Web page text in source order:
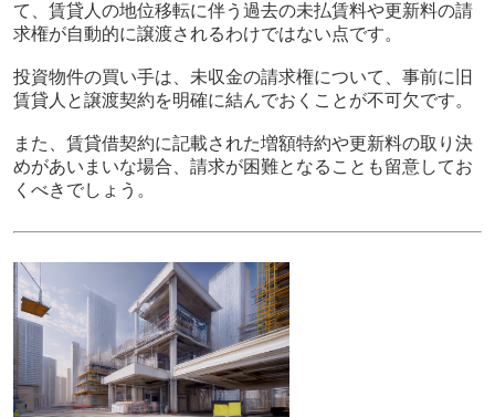
て、賃貸人の地位移転に伴う過去の未払賃料や更新料の請
求権が自動的に譲渡されるわけではない点です。
投資物件の買い手は、未収金の請求権について、事前に旧
賃貸人と譲渡契約を明確に結んでおくことが不可欠です。
また、賃貸借契約に記載された増額特約や更新料の取り決
めがあいまいな場合、請求が困難となることも留意してお
くべきでしょう。